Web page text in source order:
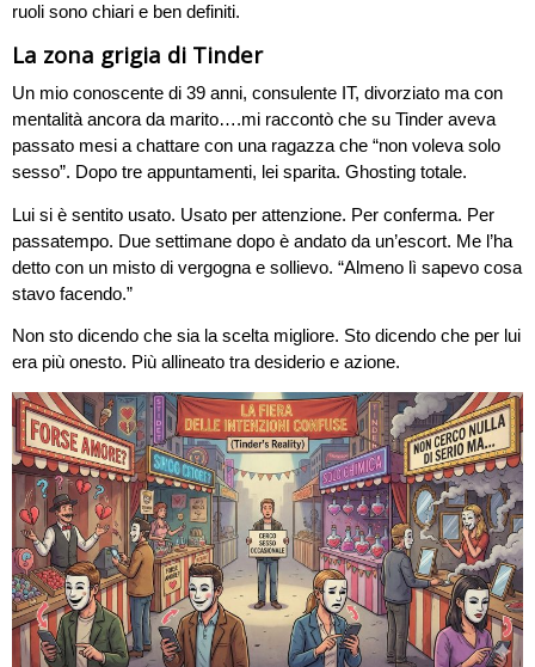
ruoli sono chiari e ben definiti.
La zona grigia di Tinder
Un mio conoscente di 39 anni, consulente IT, divorziato ma con
mentalità ancora da marito….mi raccontò che su Tinder aveva
passato mesi a chattare con una ragazza che “non voleva solo
sesso”. Dopo tre appuntamenti, lei sparita. Ghosting totale.
Lui si è sentito usato. Usato per attenzione. Per conferma. Per
passatempo. Due settimane dopo è andato da un’escort. Me l’ha
detto con un misto di vergogna e sollievo. “Almeno lì sapevo cosa
stavo facendo.”
Non sto dicendo che sia la scelta migliore. Sto dicendo che per lui
era più onesto. Più allineato tra desiderio e azione.